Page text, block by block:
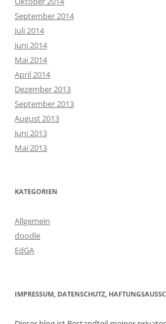
September 2014
Juli 2014
Juni 2014
Mai 2014
April 2014
Dezember 2013
September 2013
August 2013
Juni 2013
Mai 2013
KATEGORIEN
Allgemein
doodle
EdGA
IMPRESSUM, DATENSCHUTZ,